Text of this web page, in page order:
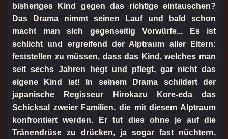
bisheriges Kind gegen das richtige eintauschen?
Das Drama nimmt seinen Lauf und bald schon
macht man sich gegenseitig Vorwürfe... Es ist
schlicht und ergreifend der Alptraum aller Eltern:
feststellen zu müssen, dass das Kind, welches man
seit sechs Jahren hegt und pflegt, gar nicht das
eigene Kind ist! In seinem Drama schildert der
japanische Regisseur Hirokazu Kore-eda das
Schicksal zweier Familien, die mit diesem Alptraum
konfrontiert werden. Er tut dies ohne je auf die
Tränendrüse zu drücken, ja sogar fast nüchtern.